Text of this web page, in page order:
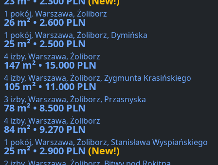
1 pokój, Warszawa, Żoliborz
26 m² • 2.600 PLN
1 pokój, Warszawa, Żoliborz, Dymińska
25 m² • 2.500 PLN
4 izby, Warszawa, Żoliborz
147 m² • 15.000 PLN
4 izby, Warszawa, Żoliborz, Zygmunta Krasińskiego
105 m² • 11.000 PLN
3 izby, Warszawa, Żoliborz, Przasnyska
78 m² • 8.500 PLN
4 izby, Warszawa, Żoliborz
84 m² • 9.270 PLN
1 pokój, Warszawa, Żoliborz, Stanisława Wyspiańskiego
25 m² • 2.900 PLN (New!)